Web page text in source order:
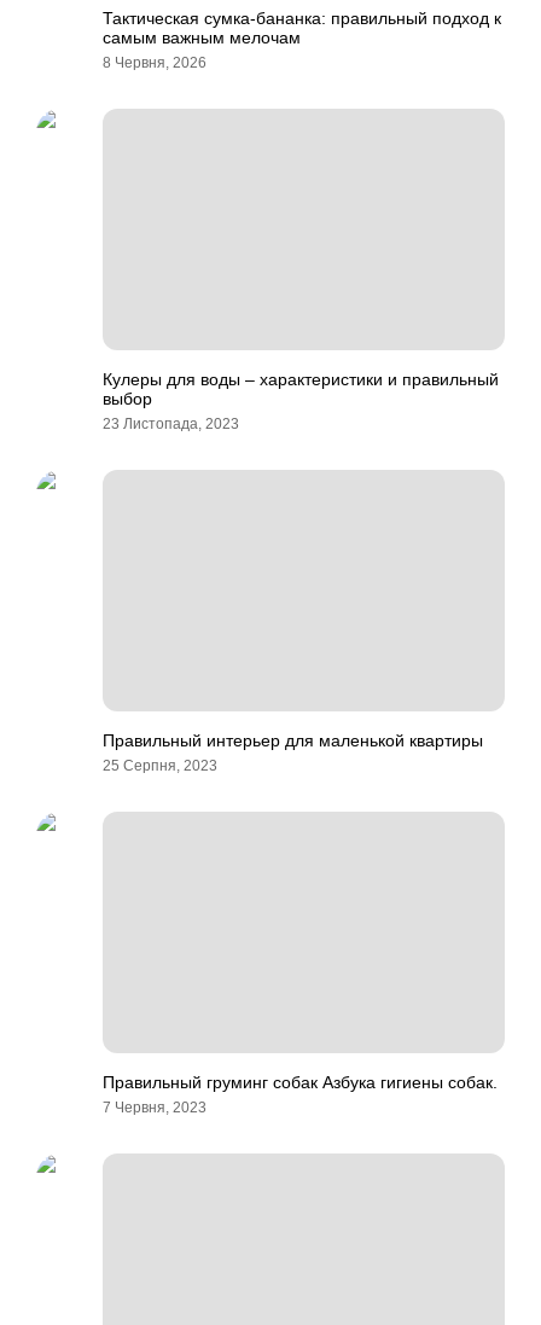
Тактическая сумка-бананка: правильный подход к
самым важным мелочам
8 Червня, 2026
Кулеры для воды – характеристики и правильный
выбор
23 Листопада, 2023
Правильный интерьер для маленькой квартиры
25 Серпня, 2023
Правильный груминг собак Азбука гигиены собак.
7 Червня, 2023